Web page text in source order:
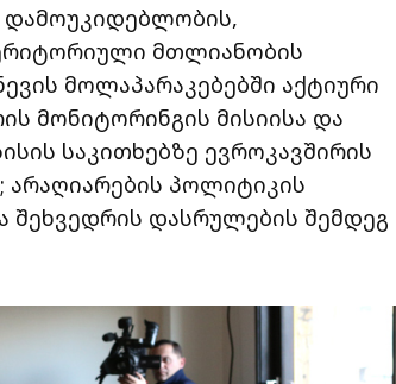
დამოუკიდებლობის,
მთლიანობის
მოლაპარაკებებში აქტიური
მონიტორინგის მისიისა და
საკითხებზე ევროკავშირის
არაღიარების პოლიტიკის
შეხვედრის დასრულების შემდეგ